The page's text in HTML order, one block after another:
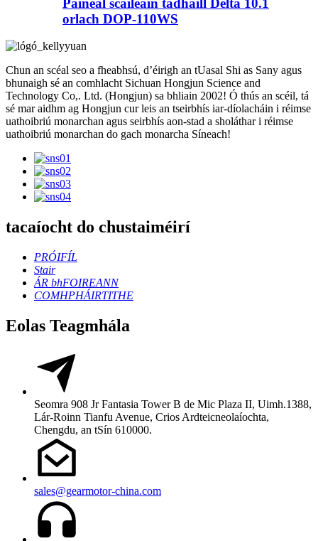
orlach DOP-110WS
Chun an scéal seo a fheabhsú, d’éirigh an tUasal Shi as Sany agus
bhunaigh sé an comhlacht Sichuan Hongjun Science and
Technology Co,. Ltd. (Hongjun) sa bhliain 2002! Ó thús an scéil, tá
sé mar aidhm ag Hongjun cur leis an tseirbhís iar-díolacháin i réimse
uathoibriú monarchan agus seirbhís aon-stad a sholáthar i réimse
uathoibriú monarchan do gach monarcha Síneach!
tacaíocht do chustaiméirí
PRÓIFÍL
Stair
ÁR bhFOIREANN
COMHPHÁIRTITHE
Eolas Teagmhála
Seomra 908 Jr Fantasia Tower B de Mic Plaza II, Uimh.1388,
Lár-Roinn Tianfu Avenue, Crios Ardteicneolaíochta,
Chengdu, an tSín 610000.
sales@gearmotor-china.com